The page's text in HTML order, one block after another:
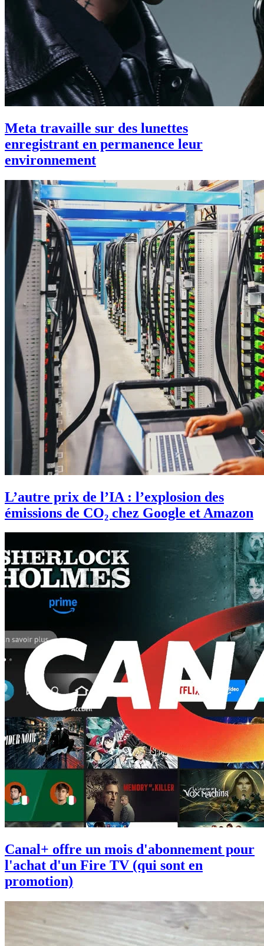
Meta travaille sur des lunettes
enregistrant en permanence leur
environnement
L’autre prix de l’IA : l’explosion des
émissions de CO₂ chez Google et Amazon
Canal+ offre un mois d'abonnement pour
l'achat d'un Fire TV (qui sont en
promotion)